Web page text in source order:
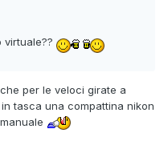
per le veloci girate a
tasca una compattina nikon